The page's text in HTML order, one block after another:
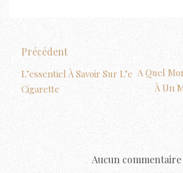
Précédent
L’essentiel À Savoir Sur L’e
Cigarette
A Quel
À Un
Aucun commentaire